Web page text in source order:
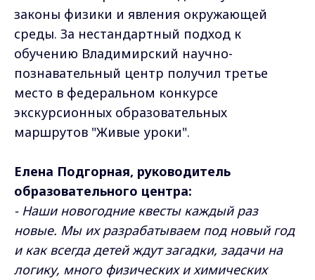
законы физики и явления окружающей
среды. За нестандартный подход к
обучению Владимирский научно-
познавательный центр получил третье
место в федеральном конкурсе
экскурсионных образовательных
маршрутов "Живые уроки".
Елена Подгорная, руководитель
образовательного центра:
- Наши новогодние квесты каждый раз
новые. Мы их разрабатываем под новый год
и как всегда детей ждут загадки, задачи на
логику, много физических и химических